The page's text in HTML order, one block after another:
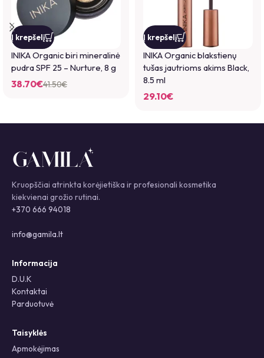
Į krepšelį
INIKA Organic biri mineralinė
pudra SPF 25 – Nurture, 8 g
41.50€
38.70€
Į krepšelį
INIKA Organic blakstienų
tušas jautrioms akims Black,
8.5 ml
29.10€
Kruopščiai atrinkta korėjietiška ir profesionali kosmetika
kiekvienai grožio rutinai.
+370 666 94018
info@gamila.lt
Informacija
D.U.K
Kontaktai
Parduotuvė
Taisyklės
Apmokėjimas